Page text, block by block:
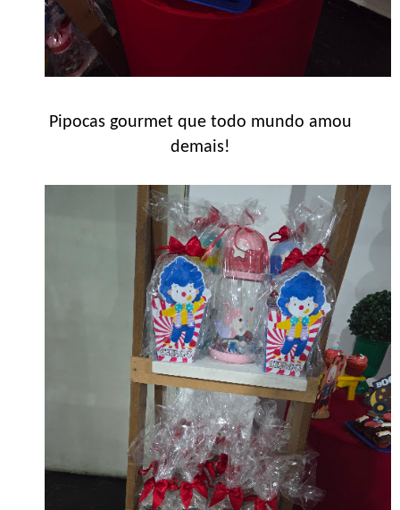
Pipocas gourmet que todo mundo amou
demais!